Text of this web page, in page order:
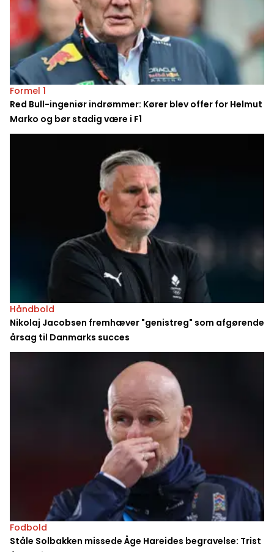
Formel 1
Red Bull-ingeniør indrømmer: Kører blev offer for Helmut
Marko og bør stadig være i F1
Håndbold
Nikolaj Jacobsen fremhæver "genistreg" som afgørende
årsag til Danmarks succes
Fodbold
Ståle Solbakken missede Åge Hareides begravelse: Trist